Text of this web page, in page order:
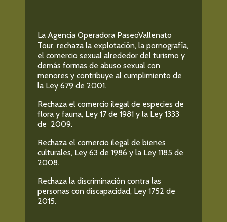
La Agencia Operadora PaseoVallenato
Tour, rechaza la explotación, la pornografía,
el comercio sexual alrededor del turismo y
demás formas de abuso sexual con
menores y contribuye al cumplimiento de
la Ley 679 de 2001.
Rechaza el comercio ilegal de especies de
flora y fauna, Ley 17 de 1981 y la Ley 1333
de 2009.
Rechaza el comercio ilegal de bienes
culturales, Ley 63 de 1986 y la Ley 1185 de
2008.
Rechaza la discriminación contra las
personas con discapacidad, Ley 1752 de
2015.